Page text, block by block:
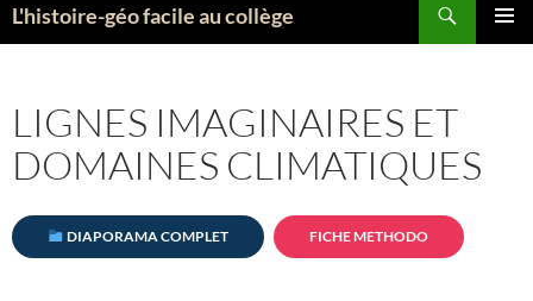
L'histoire-géo facile au collège
LIGNES IMAGINAIRES ET
DOMAINES CLIMATIQUES
DIAPORAMA COMPLET FICHE METHODO